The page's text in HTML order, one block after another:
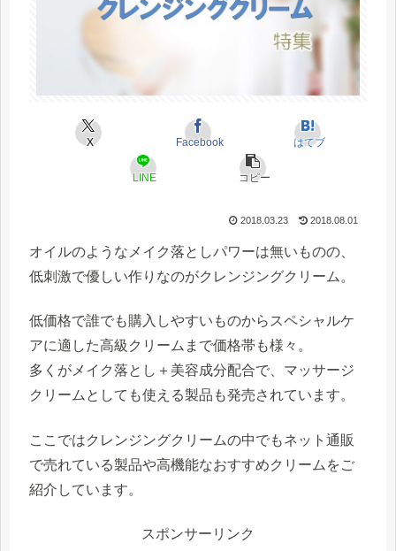
X Facebook はてブ
LINE コピー
2018.03.23 2018.08.01
オイルのようなメイク落としパワーは無いものの、
低刺激で優しい作りなのがクレンジングクリーム。
低価格で誰でも購入しやすいものからスペシャルケ
アに適した高級クリームまで価格帯も様々。
多くがメイク落とし＋美容成分配合で、マッサージ
クリームとしても使える製品も発売されています。
ここではクレンジングクリームの中でもネット通販
で売れている製品や高機能なおすすめクリームをご
紹介しています。
スポンサーリンク